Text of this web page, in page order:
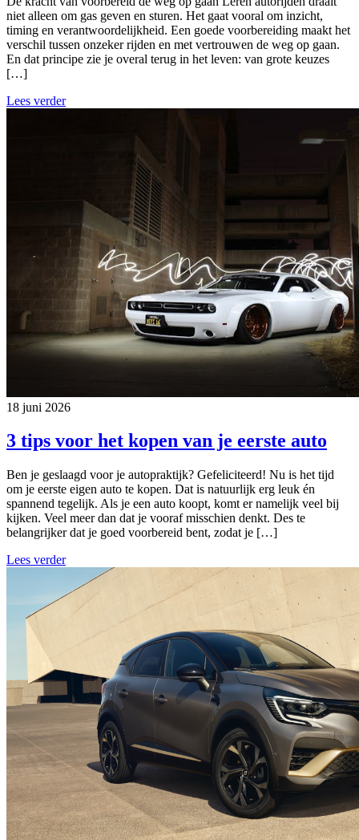
niet alleen om gas geven en sturen. Het gaat vooral om inzicht,
timing en verantwoordelijkheid. Een goede voorbereiding maakt het
verschil tussen onzeker rijden en met vertrouwen de weg op gaan.
En dat principe zie je overal terug in het leven: van grote keuzes
[…]
Lees verder
18 juni 2026
3 tips voor het kopen van je eerste auto
Ben je geslaagd voor je autopraktijk? Gefeliciteerd! Nu is het tijd
om je eerste eigen auto te kopen. Dat is natuurlijk erg leuk én
spannend tegelijk. Als je een auto koopt, komt er namelijk veel bij
kijken. Veel meer dan dat je vooraf misschien denkt. Des te
belangrijker dat je goed voorbereid bent, zodat je […]
Lees verder